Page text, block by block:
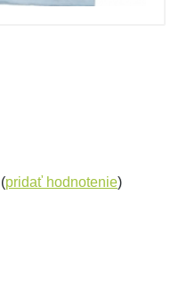
pridať hodnotenie)